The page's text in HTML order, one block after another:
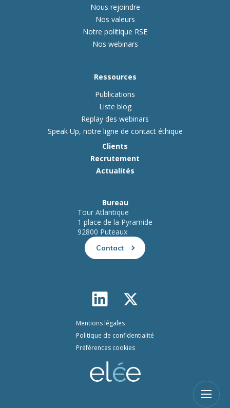
Nous rejoindre
Nos valeurs
Notre politique RSE
Nos webinars
Ressources
Publications
Liste blog
Replay des webinars
Speak Up, notre ligne de contact éthique
Clients
Recrutement
Actualités
Bureau
Tour Atlantique
1 place de la Pyramide
92800 Puteaux
Contact
Mentions légales
Politique de confidentialité
Préférences cookies